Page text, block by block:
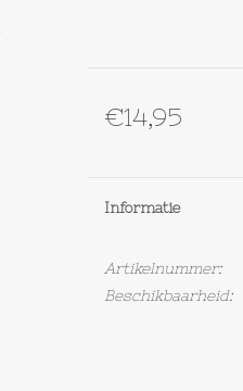
€14,95
Informatie
Artikelnummer:
Beschikbaarheid: